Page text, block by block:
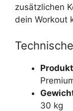
zusätzlichen
dein Workout
30 kg